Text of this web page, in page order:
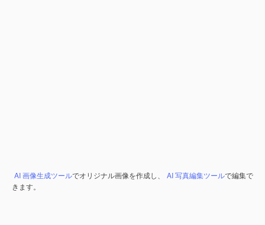
AI 画像生成ツールでオリジナル画像を作成し、 AI 写真編集ツールで編集で
きます。